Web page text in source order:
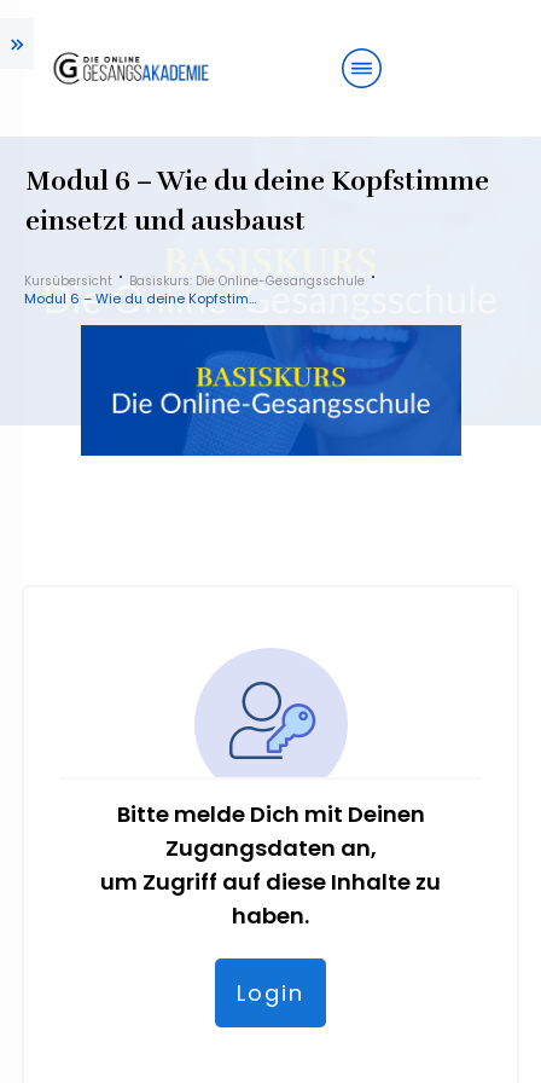
Modul 6 – Wie du deine Kopfstimme
einsetzt und ausbaust
Kursübersicht Basiskurs: Die Online-Gesangsschule
Modul 6 – Wie du deine Kopfstimme einsetzt und ausbaust
Bitte melde Dich mit Deinen
Zugangsdaten an,
um Zugriff auf diese Inhalte zu
haben.
Login